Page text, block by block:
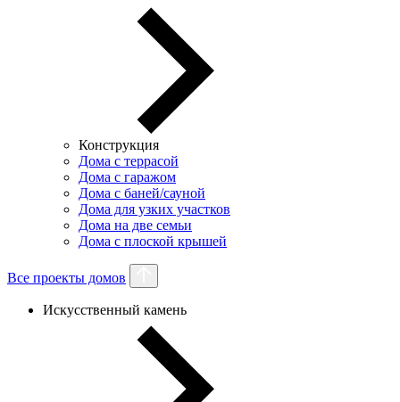
Конструкция
Дома с террасой
Дома с гаражом
Дома с баней/сауной
Дома для узких участков
Дома на две семьи
Дома с плоской крышей
Все проекты домов
Искусственный камень